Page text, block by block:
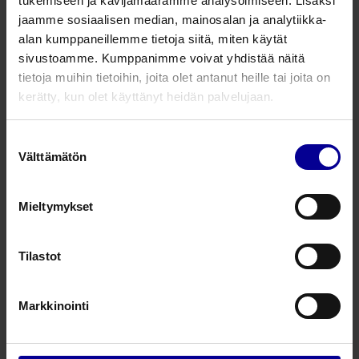
jaamme sosiaalisen median, mainosalan ja analytiikka-
alan kumppaneillemme tietoja siitä, miten käytät
sivustoamme. Kumppanimme voivat yhdistää näitä
tietoja muihin tietoihin, joita olet antanut heille tai joita on
kerätty, kun olet käyttänyt heidän palvelujaan.
valinta
Välttämätön
Mieltymykset
Tilastot
Markkinointi
Otsavalot Kirurgiset laitteet ja valot
Dover – akkukäyttöinen LED
otsavalo